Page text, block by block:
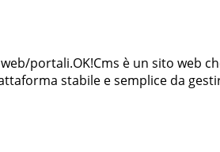
portali.OK!Cms è un sito web
stabile e semplice da